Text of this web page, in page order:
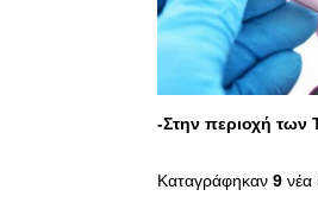
-Στην περιοχή των
Καταγράφηκαν 9 νέα